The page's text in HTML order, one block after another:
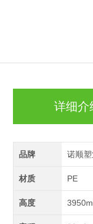
详细介
品牌 诺顺
材质 PE
高度 3950m